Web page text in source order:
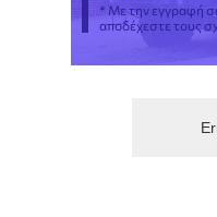
* Με την εγγραφή
αποδέχεστε τους